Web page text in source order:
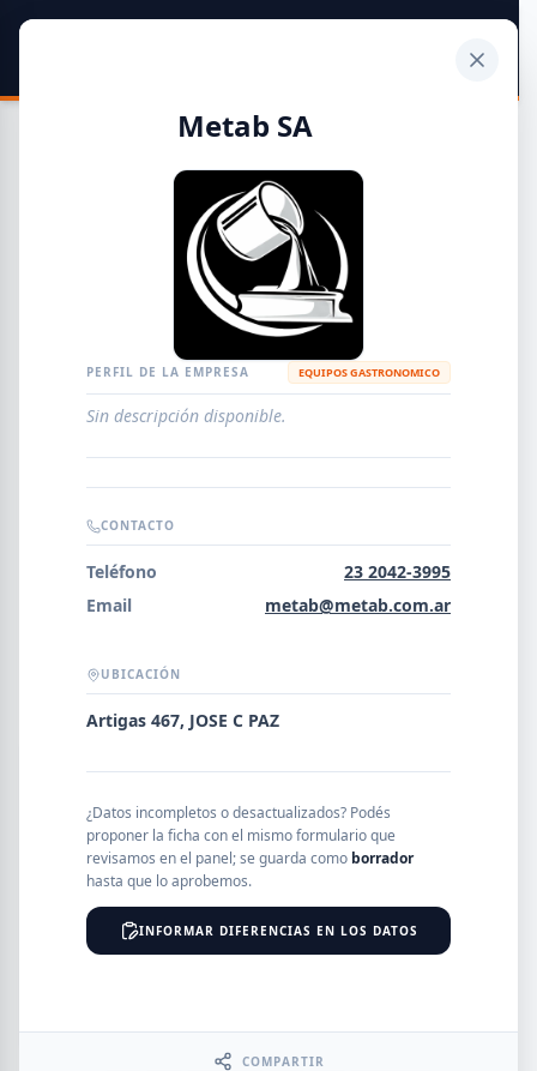
Guía de Empresas Metalúrgicas y Siderúrgicas
METALÚRGICAS
EMPRESAS AGREGAR EMPRESA
Error al cargar empresas.
NOMBRE
SEGMENTO
Metab SA
PERFIL DE LA EMPRESA EQUIPOS GASTRONOMICO
Sin descripción disponible.
CONTACTO
Teléfono
23 2042-3995
Email
metab@metab.com.ar
UBICACIÓN
Artigas 467, JOSE C PAZ
¿Datos incompletos o desactualizados? Podés
proponer la ficha con el mismo formulario que
revisamos en el panel; se guarda como borrador
hasta que lo aprobemos.
INFORMAR DIFERENCIAS EN LOS DATOS
COMPARTIR